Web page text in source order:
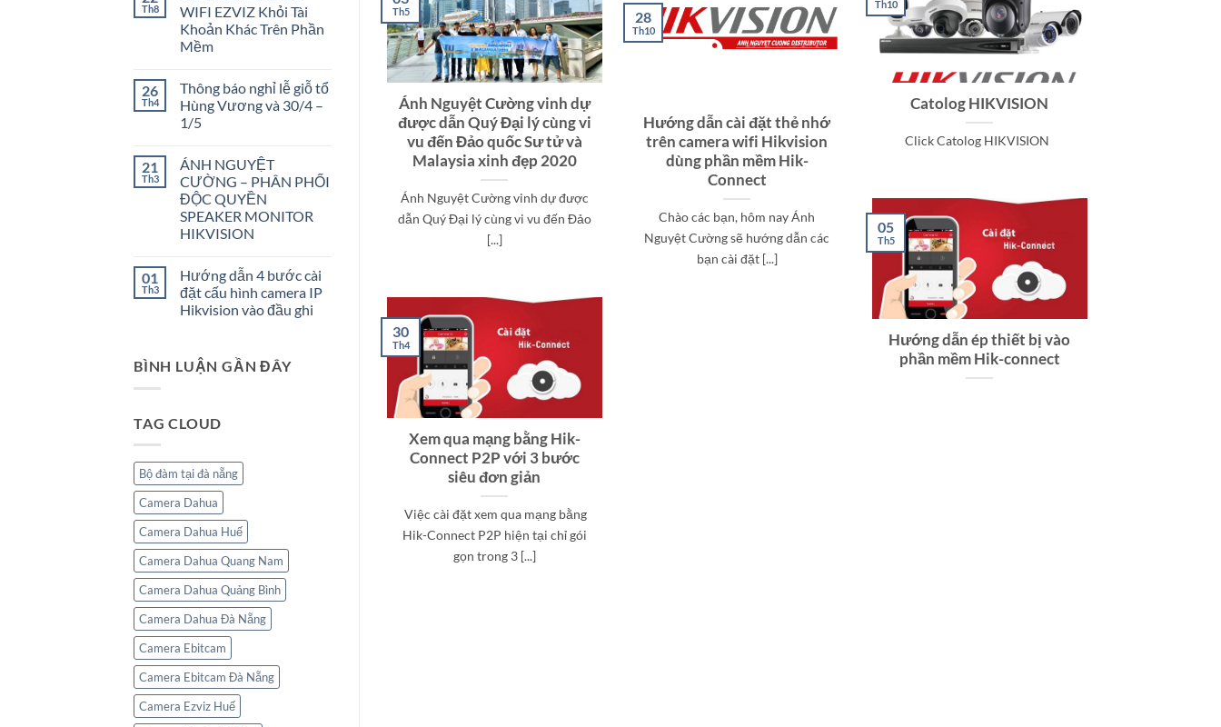
luận
ở
LỊCH
NGHỈ
TẾT
BÍNH
NGỌ
2026
Th8
WIFI EZVIZ Khỏi Tài
Khoản Khác Trên Phần
Mềm
bình
luận
ở
Cách
IP
WIFI
EZVIZ
Khỏi
Tài
Khoản
Khác
Trên
26
Th4
Thông báo nghỉ lễ giỗ tổ
Hùng Vương và 30/4 –
1/5
bình
luận
ở
Thông
báo
nghỉ
lễ
Hùng
Vương
và
30/4
–
21
Th3
ÁNH NGUYỆT
CƯỜNG – PHÂN PHỐI
ĐỘC QUYỀN
SPEAKER MONITOR
HIKVISION
bình
luận
ở
ÁNH
PHÂN
PHỐI
MONITOR
HIKVISION
01
Th3
Hướng dẫn 4 bước cài
đặt cấu hình camera IP
Hikvision vào đầu ghi
luận
ở
bước
hình
camera
IP
Hikvision
vào
đầu
ghi
BÌNH LUẬN GẦN ĐÂY
TAG CLOUD
Bộ đàm tại đà nẵng
Camera Dahua
Camera Dahua Huế
Camera Dahua Quang Nam
Camera Dahua Quảng Bình
Camera Dahua Đà Nẵng
Camera Ebitcam
Camera Ebitcam Đà Nẵng
Camera Ezviz Huế
Ánh Nguyệt Cường vinh dự
được dẫn Quý Đại lý cùng vi
vu đến Đảo quốc Sư tử và
Malaysia xinh đẹp 2020
Ánh Nguyệt Cường vinh dự được
dẫn Quý Đại lý cùng vi vu đến Đảo
[...]
Th5
Catolog HIKVISION
Click Catolog HIKVISION
Th10
Hướng dẫn cài đặt thẻ nhớ
trên camera wifi Hikvision
dùng phần mềm Hik-
Connect
Chào các bạn, hôm nay Ánh
Nguyệt Cường sẽ hướng dẫn các
bạn cài đặt [...]
28
Th10
Hướng dẫn ép thiết bị vào
phần mềm Hik-connect
05
Th5
Xem qua mạng bằng Hik-
Connect P2P với 3 bước
siêu đơn giản
Việc cài đặt xem qua mạng bằng
Hik-Connect P2P hiện tại chỉ gói
gọn trong 3 [...]
30
Th4